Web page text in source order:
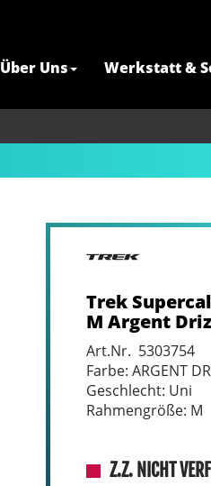
Über Uns Werkstatt &
Trek
M Argent
Art.Nr. 5303754
Farbe: ARGENT
Geschlecht: Uni
Rahmengröße: M
Z.Z. NICHT